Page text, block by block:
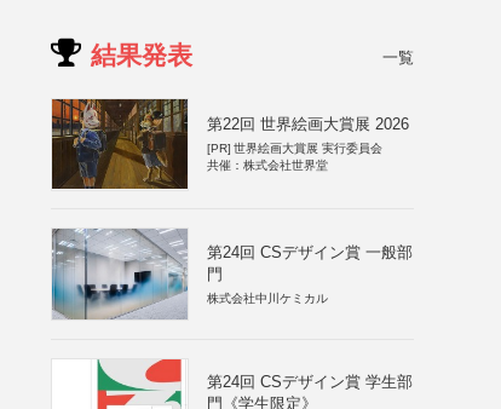
結果発表 一覧
第22回 世界絵画大賞展 2026
[PR] 世界絵画大賞展 実行委員会
共催：株式会社世界堂
第24回 CSデザイン賞 一般部
門
株式会社中川ケミカル
第24回 CSデザイン賞 学生部
門《学生限定》